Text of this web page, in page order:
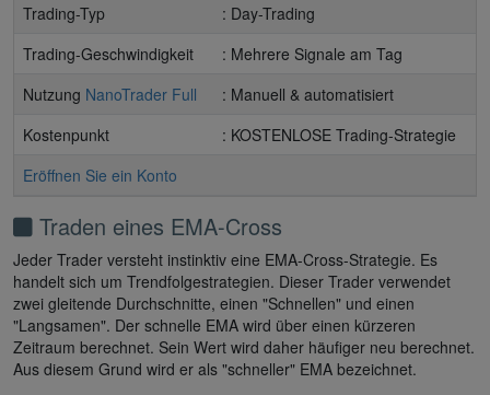
Trading-Typ
: Day-Trading
Trading-Geschwindigkeit
: Mehrere Signale am Tag
Nutzung NanoTrader Full
: Manuell & automatisiert
Kostenpunkt
: KOSTENLOSE Trading-Strategie
Eröffnen Sie ein Konto
Traden eines EMA-Cross
Jeder Trader versteht instinktiv eine EMA-Cross-Strategie. Es
handelt sich um Trendfolgestrategien. Dieser Trader verwendet
zwei gleitende Durchschnitte, einen "Schnellen" und einen
"Langsamen". Der schnelle EMA wird über einen kürzeren
Zeitraum berechnet. Sein Wert wird daher häufiger neu berechnet.
Aus diesem Grund wird er als "schneller" EMA bezeichnet.